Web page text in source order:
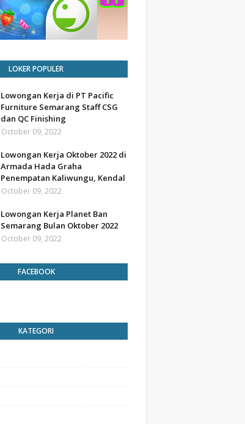
LOKER POPULER
Lowongan Kerja di PT Pacific
Furniture Semarang Staff CSG
dan QC Finishing
October 09, 2022
Lowongan Kerja Oktober 2022 di
Armada Hada Graha
Penempatan Kaliwungu, Kendal
October 09, 2022
Lowongan Kerja Planet Ban
Semarang Bulan Oktober 2022
October 09, 2022
FACEBOOK
KATEGORI